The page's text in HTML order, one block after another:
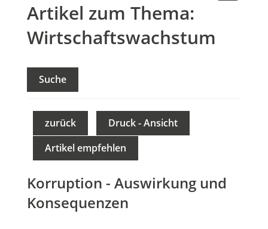
Artikel zum Thema:
Wirtschaftswachstum
Suche
zurück
Druck - Ansicht
Artikel empfehlen
Korruption - Auswirkung und
Konsequenzen